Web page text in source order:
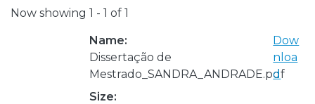
Now showing 1 - 1 of 1
Name:
Dissertação de
Mestrado_SANDRA_ANDRADE.pdf
Size:
Dow
nloa
d